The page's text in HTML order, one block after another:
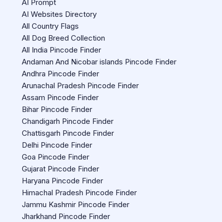
AI Prompt
AI Websites Directory
All Country Flags
All Dog Breed Collection
All India Pincode Finder
Andaman And Nicobar islands Pincode Finder
Andhra Pincode Finder
Arunachal Pradesh Pincode Finder
Assam Pincode Finder
Bihar Pincode Finder
Chandigarh Pincode Finder
Chattisgarh Pincode Finder
Delhi Pincode Finder
Goa Pincode Finder
Gujarat Pincode Finder
Haryana Pincode Finder
Himachal Pradesh Pincode Finder
Jammu Kashmir Pincode Finder
Jharkhand Pincode Finder